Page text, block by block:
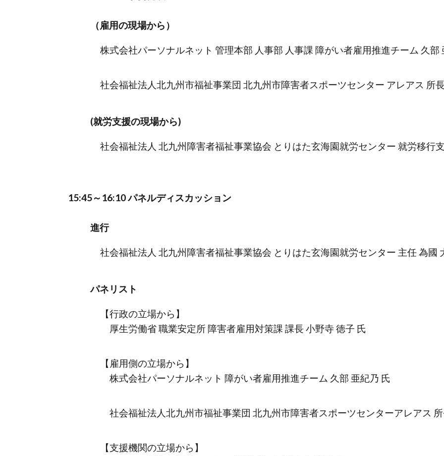
（雇用の現場から）
株式会社パーソナルネット 管理本部 人事部 人事課 障がい者雇用推進チーム 久部
社会福祉法人北九州市福祉事業団 北九州市障害者スポーツセンター アレアス 所
(就労支援の現場から)
社会福祉法人 北九州障害者福祉事業協会 とりはた玄海園就労センター 就労移行
15:45～16:10 パネルディスカッション
進行
社会福祉法人 北九州障害者福祉事業協会 とりはた玄海園就労センター 主任 為國
パネリスト
【行政の立場から】
厚生労働省 職業安定所 障害者雇用対策課 課長 小野寺 徳子 氏
【雇用側の立場から】
株式会社パーソナルネット 障がい者雇用推進チーム 久部 亜紀乃 氏
社会福祉法人北九州市福祉事業団 北九州市障害者スポーツセンターアレアス
【支援機関の立場から】